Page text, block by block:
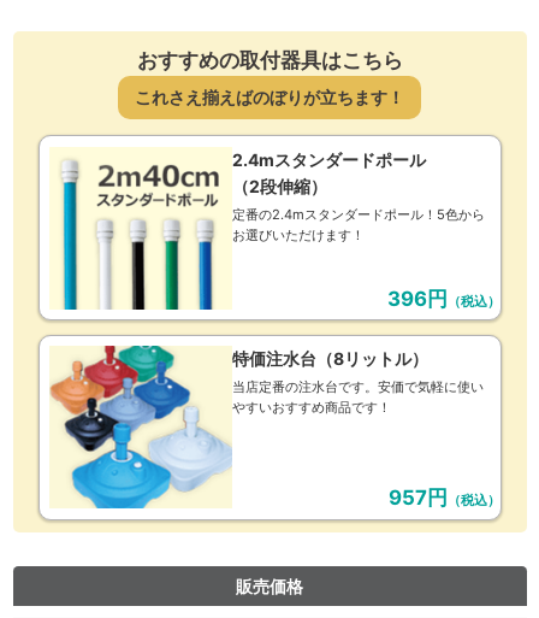
おすすめの取付器具はこちら
これさえ揃えばのぼりが立ちます！
2.4mスタンダードポール
（2段伸縮）
定番の2.4mスタンダードポール！5色から
お選びいただけます！
396円 （税込）
特価注水台（8リットル）
当店定番の注水台です。安価で気軽に使い
やすいおすすめ商品です！
957円 （税込）
販売価格